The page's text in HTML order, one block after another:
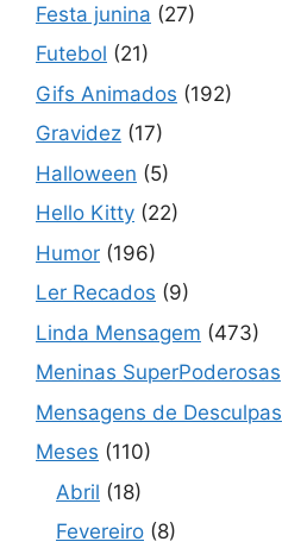
Festa junina (27)
Futebol (21)
Gifs Animados (192)
Gravidez (17)
Halloween (5)
Hello Kitty (22)
Humor (196)
Ler Recados (9)
Linda Mensagem (473)
Meninas SuperPoderosas
Mensagens de Desculpas
Meses (110)
Abril (18)
Fevereiro (8)